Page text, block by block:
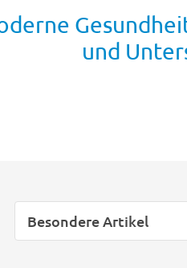
und
Besondere Artikel